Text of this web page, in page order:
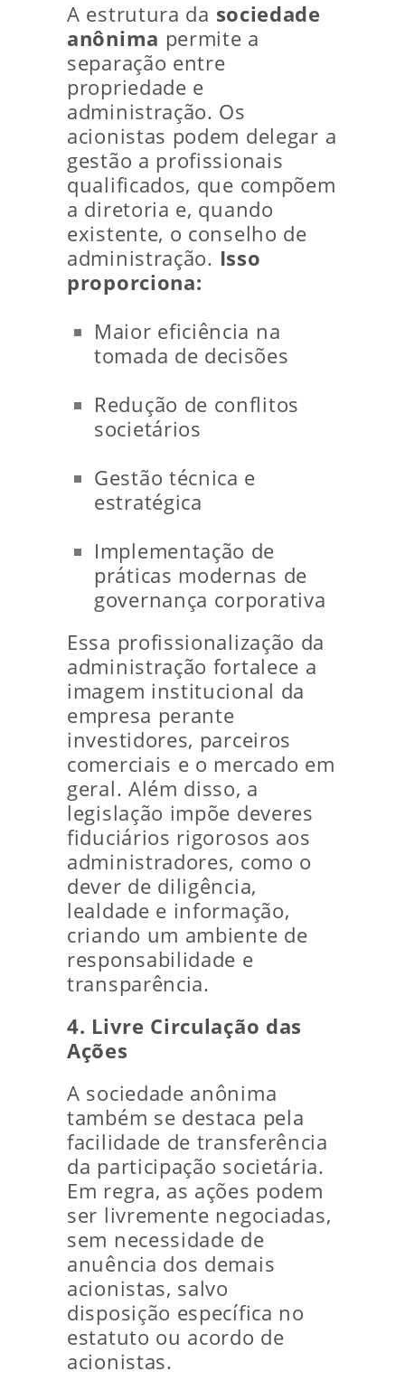
A estrutura da sociedade
anônima permite a
separação entre
propriedade e
administração. Os
acionistas podem delegar a
gestão a profissionais
qualificados, que compõem
a diretoria e, quando
existente, o conselho de
administração. Isso
proporciona:
Maior eficiência na
tomada de decisões
Redução de conflitos
societários
Gestão técnica e
estratégica
Implementação de
práticas modernas de
governança corporativa
Essa profissionalização da
administração fortalece a
imagem institucional da
empresa perante
investidores, parceiros
comerciais e o mercado em
geral. Além disso, a
legislação impõe deveres
fiduciários rigorosos aos
administradores, como o
dever de diligência,
lealdade e informação,
criando um ambiente de
responsabilidade e
transparência.
4. Livre Circulação das
Ações
A sociedade anônima
também se destaca pela
facilidade de transferência
da participação societária.
Em regra, as ações podem
ser livremente negociadas,
sem necessidade de
anuência dos demais
acionistas, salvo
disposição específica no
estatuto ou acordo de
acionistas.